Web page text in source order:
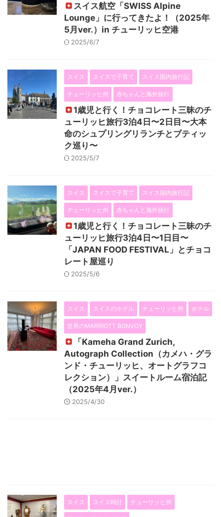
スイス航空「SWISS Alpine
Lounge」に行ってきたよ！（2025年
5月ver.）in チューリッヒ空港
2025/6/7
スイス スイスで子育て スイス国内旅行記
チューリッヒ州 赤ちゃんと海外旅行
1歳児と行く！チョコレート三昧のチ
ューリッヒ旅行3泊4日〜2日目〜大本
命のシュプリングリランチとブティッ
ク巡り〜
2025/5/7
スイス スイスで子育て スイス国内旅行記
チューリッヒ州 赤ちゃんと海外旅行
1歳児と行く！チョコレート三昧のチ
ューリッヒ旅行3泊4日〜1日目〜
「JAPAN FOOD FESTIVAL」とチョコ
レート屋巡り
2025/5/6
スイス スイスのホテル チューリッヒ州 ホテル
世界のMARRIOTT BONVOY
「Kameha Grand Zurich,
Autograph Collection（カメハ・グラ
ンド・チューリッヒ、オートグラフコ
レクション）」スイートルーム宿泊記
（2025年4月ver.）
2025/4/30
スイス スイス時計 チューリッヒ州